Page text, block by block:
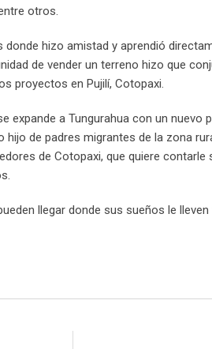
otros.
hizo amistad y aprendió
de vender un terreno hizo que
proyectos en Pujilí, Cotopaxi.
expande a Tungurahua con un nuevo
hijo de padres migrantes de la zona
de Cotopaxi, que quiere
llegar donde sus sueños le